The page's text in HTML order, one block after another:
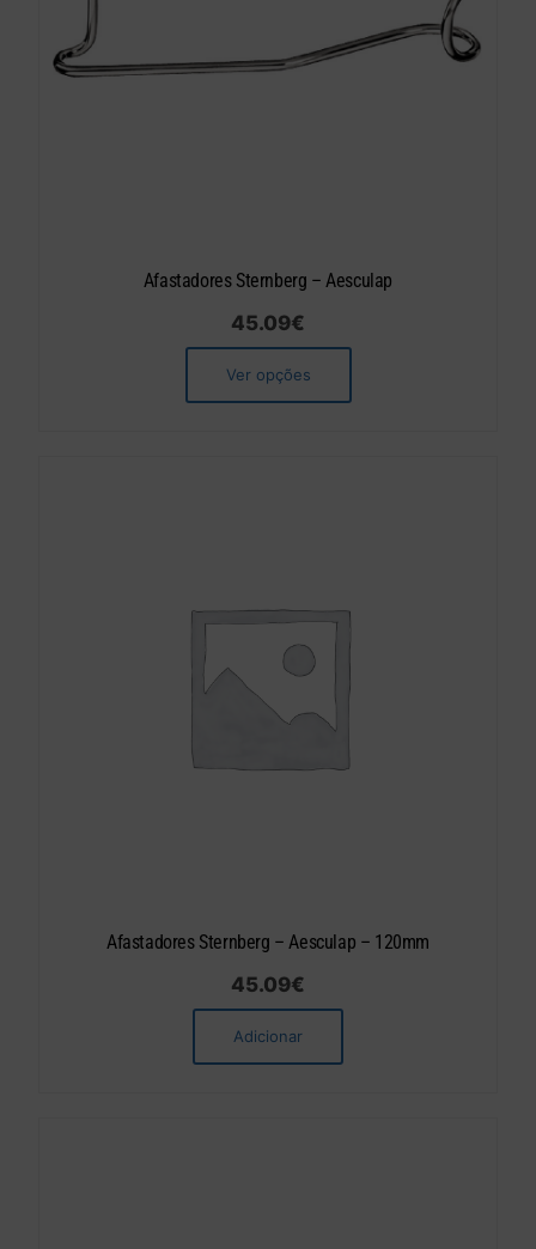
Afastadores Sternberg – Aesculap
45.09€
Ver opções
Afastadores Sternberg – Aesculap – 120mm
45.09€
Adicionar